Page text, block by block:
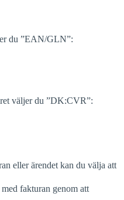
du ”EAN/GLN”:
väljer du ”DK:CVR”:
eller ärendet kan du välja att
fakturan genom att